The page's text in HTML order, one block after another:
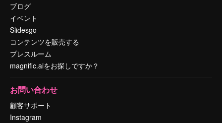
ブログ
イベント
Slidesgo
コンテンツを販売する
プレスルーム
magnific.aiをお探しですか？
お問い合わせ
顧客サポート
Instagram